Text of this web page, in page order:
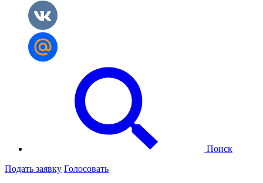
Поиск
Подать заявку Голосовать